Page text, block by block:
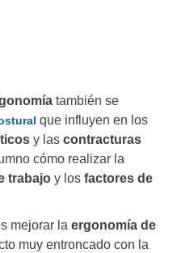
también se
que influyen en los
y las contracturas
cómo realizar la
trabajo y los factores de
mejorar la ergonomía de
muy entroncado con la